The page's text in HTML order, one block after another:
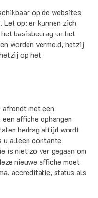
op de websites
Let op: er kunnen zich
basisbedrag en het
worden vermeld, hetzij
op het
met een
affiche ophangen
bedrag altijd wordt
alleen contante
is niet zo ver gegaan om
nieuwe affiche moet
accreditatie, status als